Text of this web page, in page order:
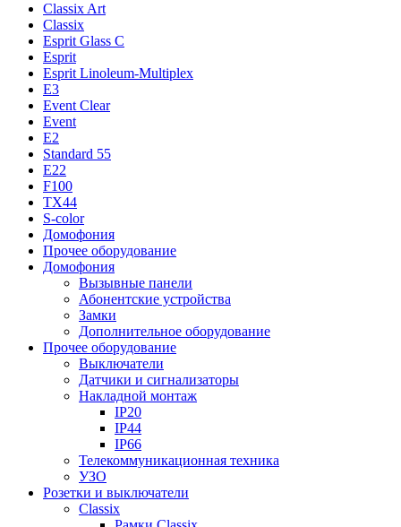
Classix Art
Classix
Esprit Glass C
Esprit
Esprit Linoleum-Multiplex
E3
Event Clear
Event
E2
Standard 55
E22
F100
TX44
S-color
Домофония
Прочее оборудование
Домофония
Вызывные панели
Абонентские устройства
Замки
Дополнительное оборудование
Прочее оборудование
Выключатели
Датчики и сигнализаторы
Накладной монтаж
IP20
IP44
IP66
Телекоммуникационная техника
УЗО
Розетки и выключатели
Classix